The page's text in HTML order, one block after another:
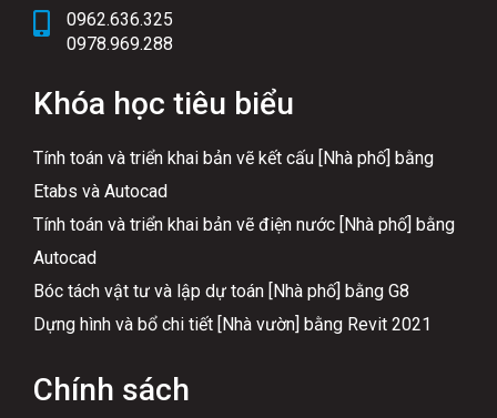
0962.636.325
0978.969.288
Khóa học tiêu biểu
Tính toán và triển khai bản vẽ kết cấu [Nhà phố] bằng
Etabs và Autocad
Tính toán và triển khai bản vẽ điện nước [Nhà phố] bằng
Autocad
Bóc tách vật tư và lập dự toán [Nhà phố] bằng G8
Dựng hình và bổ chi tiết [Nhà vườn] bằng Revit 2021
Chính sách